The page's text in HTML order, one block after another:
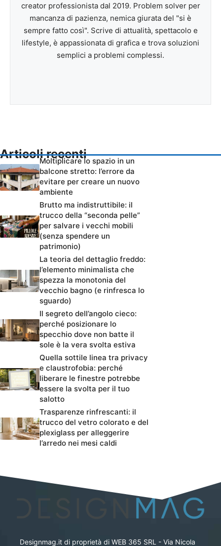
creator professionista dal 2019. Problem solver per
mancanza di pazienza, nemica giurata del "si è
sempre fatto così". Scrive di attualità, spettacolo e
lifestyle, è appassionata di grafica e trova soluzioni
semplici a problemi complessi.
Articoli recenti
Moltiplicare lo spazio in un
balcone stretto: l’errore da
evitare per creare un nuovo
ambiente
Brutto ma indistruttibile: il
trucco della “seconda pelle”
per salvare i vecchi mobili
(senza spendere un
patrimonio)
La teoria del dettaglio freddo:
l’elemento minimalista che
spezza la monotonia del
vecchio bagno (e rinfresca lo
sguardo)
Il segreto dell’angolo cieco:
perché posizionare lo
specchio dove non batte il
sole è la vera svolta estiva
Quella sottile linea tra privacy
e claustrofobia: perché
liberare le finestre potrebbe
essere la svolta per il tuo
salotto
Trasparenze rinfrescanti: il
trucco del vetro colorato e del
plexiglass per alleggerire
l’arredo nei mesi caldi
Designmag.it di proprietà di WEB 365 SRL - Via Nicola